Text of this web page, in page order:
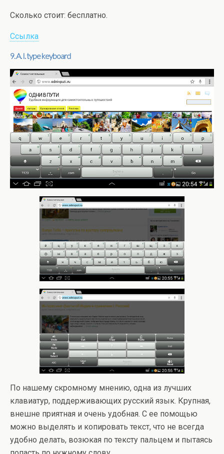
Сколько стоит: бесплатно.
Ссылка
9. A. I. type keyboard
По нашему скромному мнению, одна из лучших
клавиатур, поддерживающих русский язык. Крупная,
внешне приятная и очень удобная. С ее помощью
можно выделять и копировать текст, что не всегда
удобно делать, возюкая по тексту пальцем и пытаясь